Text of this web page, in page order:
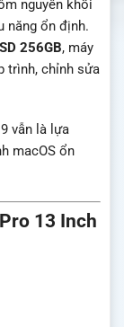
nguyên khối
năng ổn định.
256GB, máy
trình, chỉnh sửa
vẫn là lựa
macOS ổn
13 Inch